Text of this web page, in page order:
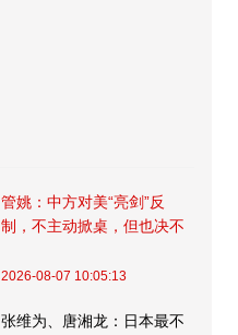
管姚：中方对美“亮剑”反
制，不主动掀桌，但也决不
2026-08-07 10:05:13
张维为、唐湘龙：日本最不